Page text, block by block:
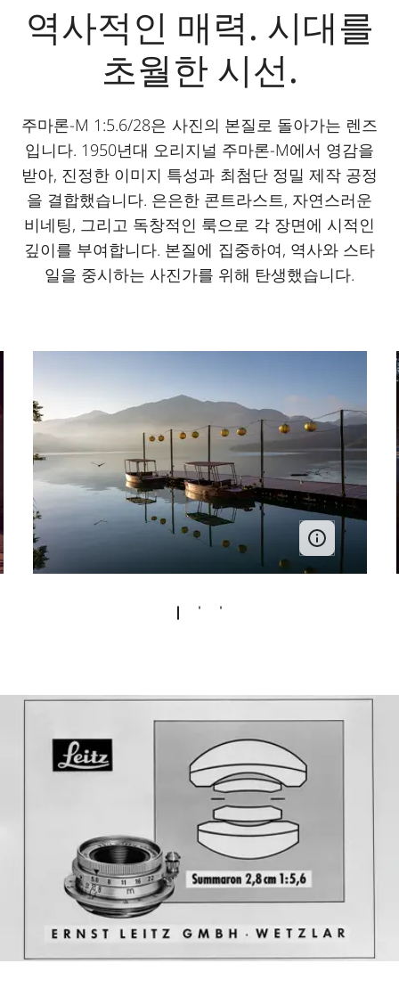
역사적인 매력. 시대를
초월한 시선.
주마론-M 1:5.6/28은 사진의 본질로 돌아가는 렌즈
입니다. 1950년대 오리지널 주마론-M에서 영감을
받아, 진정한 이미지 특성과 최첨단 정밀 제작 공정
을 결합했습니다. 은은한 콘트라스트, 자연스러운
비네팅, 그리고 독창적인 룩으로 각 장면에 시적인
깊이를 부여합니다. 본질에 집중하여, 역사와 스타
일을 중시하는 사진가를 위해 탄생했습니다.